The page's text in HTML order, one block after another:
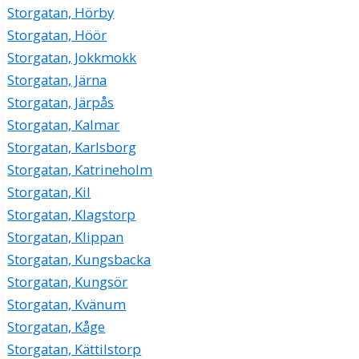
Storgatan, Hörby
Storgatan, Höör
Storgatan, Jokkmokk
Storgatan, Järna
Storgatan, Järpås
Storgatan, Kalmar
Storgatan, Karlsborg
Storgatan, Katrineholm
Storgatan, Kil
Storgatan, Klagstorp
Storgatan, Klippan
Storgatan, Kungsbacka
Storgatan, Kungsör
Storgatan, Kvänum
Storgatan, Kåge
Storgatan, Kättilstorp